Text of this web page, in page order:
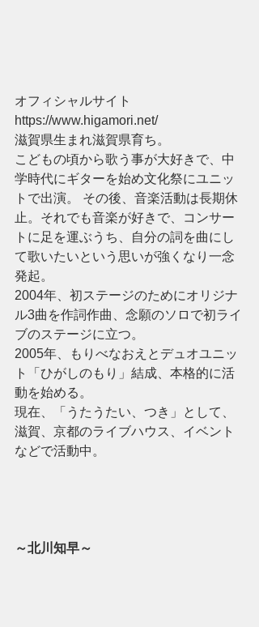
オフィシャルサイト
https://www.higamori.net/
滋賀県生まれ滋賀県育ち。
こどもの頃から歌う事が大好きで、中
学時代にギターを始め文化祭にユニッ
トで出演。 その後、音楽活動は長期休
止。それでも音楽が好きで、コンサー
トに足を運ぶうち、自分の詞を曲にし
て歌いたいという思いが強くなり一念
発起。
2004年、初ステージのためにオリジナ
ル3曲を作詞作曲、念願のソロで初ライ
ブのステージに立つ。
2005年、もりべなおえとデュオユニッ
ト「ひがしのもり」結成、本格的に活
動を始める。
現在、「うたうたい、つき」として、
滋賀、京都のライブハウス、イベント
などで活動中。
～北川知早～